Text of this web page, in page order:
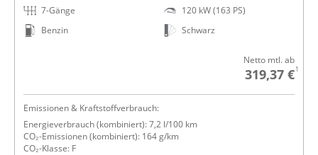
7-Gänge
Benzin
120 kW (163 PS)
Schwarz
Netto mtl. ab
319,37 €1
Emissionen & Kraftstoffverbrauch:
Energieverbrauch (kombiniert): 7,2 l/100 km
CO₂-Emissionen (kombiniert): 164 g/km
CO₂-Klasse: F